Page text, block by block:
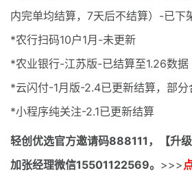
内完单均结算，7天后不结算）-已下
*农行扫码10户1月-未更新
*农业银行-江苏版-已结算至1.26数据
*云闪付-1月版-2.4已更新结算，部分
*小程序纯关注-2.1已更新结算
轻创优选官方邀请码888111，【升
加张经理微信15501122569。 >>>